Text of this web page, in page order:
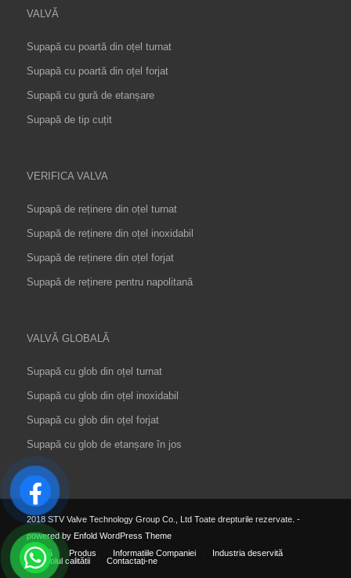
VALVĂ
Supapă cu poartă din oțel turnat
Supapă cu poartă din oțel forjat
Supapă cu gură de etanșare
Supapă de tip cuțit
VERIFICA VALVA
Supapă de reținere din oțel turnat
Supapă de reținere din oțel inoxidabil
Supapă de reținere din oțel forjat
Supapă de reținere pentru napolitană
VALVĂ GLOBALĂ
Supapă cu glob din oțel turnat
Supapă cu glob din oțel inoxidabil
Supapă cu glob din oțel forjat
Supapă cu glob de etanșare în jos
2018 STV Valve Technology Group Co., Ltd Toate drepturile rezervate. -
powered by Enfold WordPress Theme
Acasă
Produs Informatiile Companiei
Industria deservită
Controlul calității
Contactaţi-ne